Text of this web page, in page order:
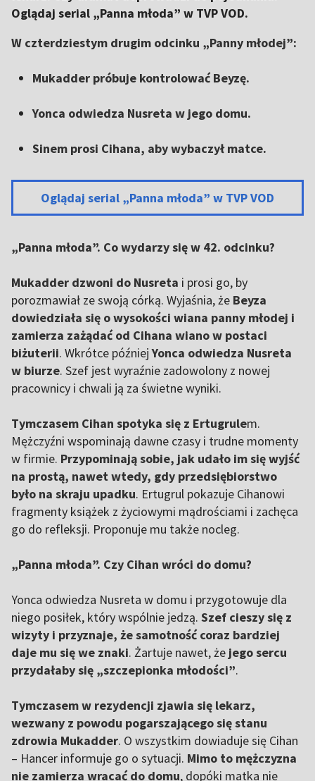
Oglądaj serial „Panna młoda” w TVP VOD.
W czterdziestym drugim odcinku „Panny młodej”:
Mukadder próbuje kontrolować Beyzę.
Yonca odwiedza Nusreta w jego domu.
Sinem prosi Cihana, aby wybaczył matce.
Oglądaj serial „Panna młoda” w TVP VOD
„Panna młoda”. Co wydarzy się w 42. odcinku?
Mukadder dzwoni do Nusreta i prosi go, by
porozmawiał ze swoją córką. Wyjaśnia, że Beyza
dowiedziała się o wysokości wiana panny młodej i
zamierza zażądać od Cihana wiano w postaci
biżuterii. Wkrótce późniejYonca odwiedza Nusreta
w biurze. Szef jest wyraźnie zadowolony z nowej
pracownicy i chwali ją za świetne wyniki.
Tymczasem Cihan spotyka się z Ertugrulem.
Mężczyźni wspominają dawne czasy i trudne momenty
w firmie. Przypominają sobie, jak udało im się wyjść
na prostą, nawet wtedy, gdy przedsiębiorstwo
było na skraju upadku. Ertugrul pokazuje Cihanowi
fragmenty książek z życiowymi mądrościami i zachęca
go do refleksji. Proponuje mu także nocleg.
„Panna młoda”. Czy Cihan wróci do domu?
Yonca odwiedza Nusreta w domu i przygotowuje dla
niego posiłek, który wspólnie jedzą. Szef cieszy się z
wizyty i przyznaje, że samotność coraz bardziej
daje mu się we znaki. Żartuje nawet, że jego sercu
przydałaby się „szczepionka młodości”.
Tymczasem w rezydencji zjawia się lekarz,
wezwany z powodu pogarszającego się stanu
zdrowia Mukadder. O wszystkim dowiaduje się Cihan
– Hancer informuje go o sytuacji. Mimo to mężczyzna
nie zamierza wracać do domu, dopóki matka nie